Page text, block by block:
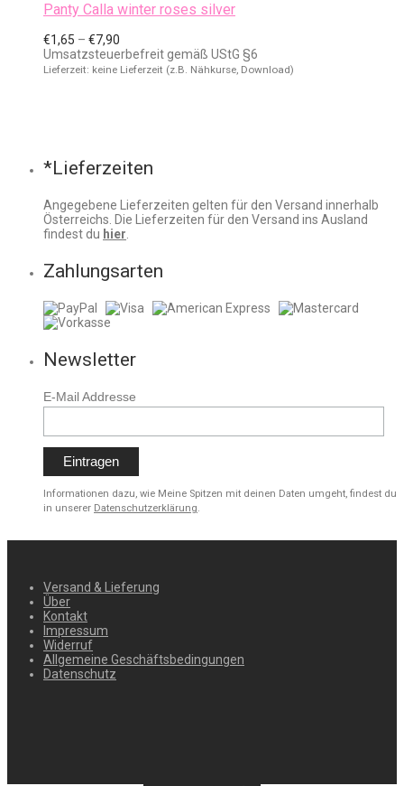
Panty Calla winter roses silver
€1,65 – €7,90
€1,65
bis
Umsatzsteuerbefreit gemäß UStG §6
Lieferzeit: keine Lieferzeit (z.B. Nähkurse, Download)
*Lieferzeiten
Angegebene Lieferzeiten gelten für den Versand innerhalb
Österreichs. Die Lieferzeiten für den Versand ins Ausland
findest du hier.
Zahlungsarten
Newsletter
E-Mail Addresse
Informationen dazu, wie Meine Spitzen mit deinen Daten umgeht, findest du
in unserer Datenschutzerklärung.
Versand & Lieferung
Über
Kontakt
Impressum
Widerruf
Allgemeine Geschäftsbedingungen
Datenschutz